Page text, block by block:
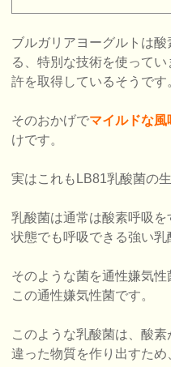
ブルガリアヨーグルトは
る、特別な技術を使って
許を取得しているそうです
そのおかげでマイルドな
けです。
実はこれもLB81乳酸菌の
乳酸菌は通常は酸素呼吸
状態でも呼吸できる強い乳
そのような菌を通性嫌気
この通性嫌気性菌です。
このような乳酸菌は、酸
違った物質を作り出すため